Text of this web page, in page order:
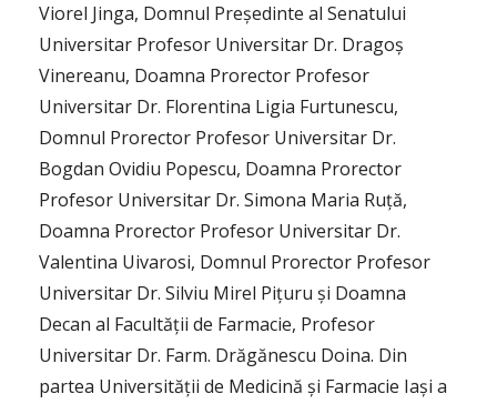
Viorel Jinga, Domnul Președinte al Senatului
Universitar Profesor Universitar Dr. Dragoș
Vinereanu, Doamna Prorector Profesor
Universitar Dr. Florentina Ligia Furtunescu,
Domnul Prorector Profesor Universitar Dr.
Bogdan Ovidiu Popescu, Doamna Prorector
Profesor Universitar Dr. Simona Maria Ruță,
Doamna Prorector Profesor Universitar Dr.
Valentina Uivarosi, Domnul Prorector Profesor
Universitar Dr. Silviu Mirel Pițuru și Doamna
Decan al Facultății de Farmacie, Profesor
Universitar Dr. Farm. Drăgănescu Doina. Din
partea Universității de Medicină și Farmacie Iași a